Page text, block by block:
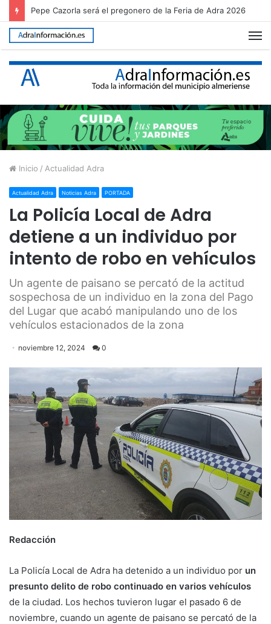
Guainos celebra sus fiestas patronales en honor a la Virgen de los Dolores
Inicio / Actualidad Adra
Actualidad Adra Noticias Adra PORTADA
La Policía Local de Adra
detiene a un individuo por
intento de robo en vehículos
Un agente de paisano se percató de la actitud
sospechosa de un individuo en la zona del Pago
del Lugar que acabó manipulando uno de los
vehículos estacionados de la zona
noviembre 12, 2024 0
Redacción
La Policía Local de Adra ha detenido a un individuo por un
presunto delito de robo continuado en varios vehículos
de la ciudad. Los hechos tuvieron lugar el pasado 6 de
noviembre, cuando un agente de paisano se percató de la